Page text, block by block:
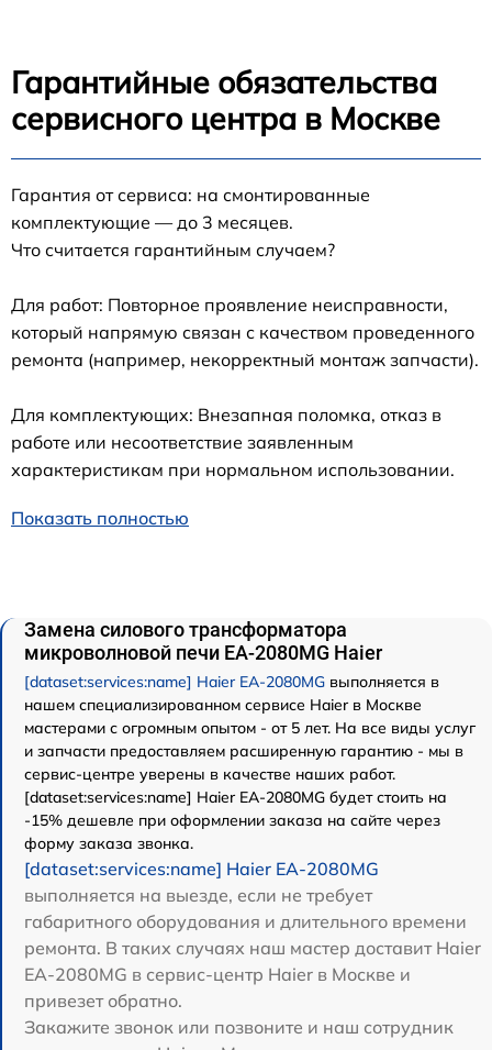
Гарантийные обязательства
сервисного центра в Москве
Гарантия от сервиса: на смонтированные
комплектующие — до 3 месяцев.
Что считается гарантийным случаем?
Для работ: Повторное проявление неисправности,
который напрямую связан с качеством проведенного
ремонта (например, некорректный монтаж запчасти).
Для комплектующих: Внезапная поломка, отказ в
работе или несоответствие заявленным
характеристикам при нормальном использовании.
Показать полностью
Замена силового трансформатора
микроволновой печи EA-2080MG Haier
[dataset:services:name] Haier EA-2080MG выполняется в
нашем специализированном сервисе Haier в Москве
мастерами с огромным опытом - от 5 лет. На все виды услуг
и запчасти предоставляем расширенную гарантию - мы в
сервис-центре уверены в качестве наших работ.
[dataset:services:name] Haier EA-2080MG будет стоить на
-15% дешевле при оформлении заказа на сайте через
форму заказа звонка.
[dataset:services:name] Haier EA-2080MG
выполняется на выезде, если не требует
габаритного оборудования и длительного времени
ремонта. В таких случаях наш мастер доставит Haier
EA-2080MG в сервис-центр Haier в Москве и
привезет обратно.
Закажите звонок или позвоните и наш сотрудник